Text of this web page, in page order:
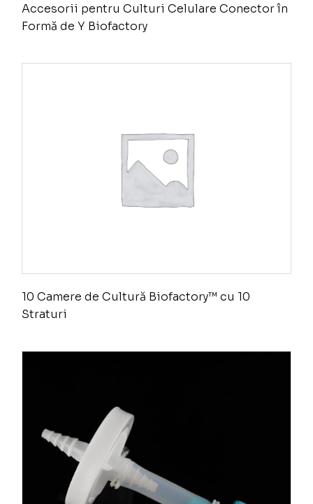
Accesorii pentru Culturi Celulare Conector în
Formă de Y Biofactory
10 Camere de Cultură Biofactory™ cu 10
Straturi